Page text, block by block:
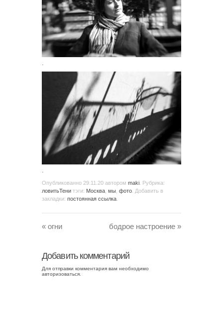
Опубликованно 29.11.20 автором maki . Рубрика:
ловитьТени тэги: Москва мы фото . Добавить в
закладки: постоянная ссылка
« огни бодрое настроение »
Добавить комментарий
Для отправки комментария вам необходимо
авторизоваться.